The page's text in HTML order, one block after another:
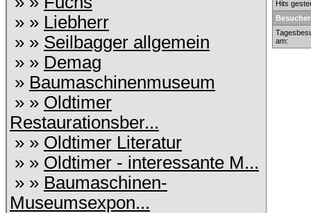
» » Liebherr
» » Seilbagger allgemein
» » Demag
» Baumaschinenmuseum
» » Oldtimer
Restaurationsber...
» » Oldtimer Literatur
» » Oldtimer - interessante M...
» » Baumaschinen-
Museumsexpon...
Hits
am: